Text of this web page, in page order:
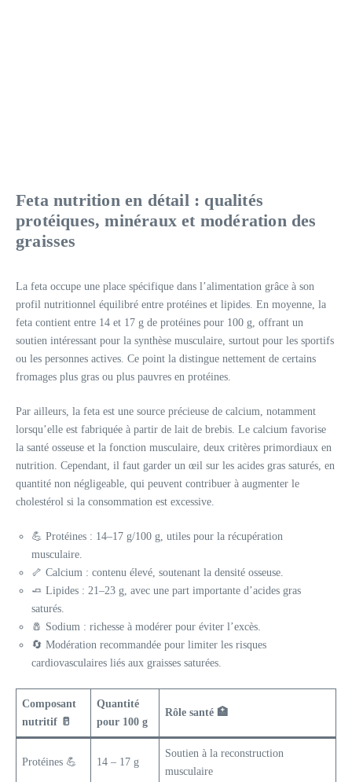
Feta nutrition en détail : qualités
protéiques, minéraux et modération des
graisses
La feta occupe une place spécifique dans l’alimentation grâce à son
profil nutritionnel équilibré entre protéines et lipides. En moyenne, la
feta contient entre 14 et 17 g de protéines pour 100 g, offrant un
soutien intéressant pour la synthèse musculaire, surtout pour les sportifs
ou les personnes actives. Ce point la distingue nettement de certains
fromages plus gras ou plus pauvres en protéines.
Par ailleurs, la feta est une source précieuse de calcium, notamment
lorsqu’elle est fabriquée à partir de lait de brebis. Le calcium favorise
la santé osseuse et la fonction musculaire, deux critères primordiaux en
nutrition. Cependant, il faut garder un œil sur les acides gras saturés, en
quantité non négligeable, qui peuvent contribuer à augmenter le
cholestérol si la consommation est excessive.
💪 Protéines : 14–17 g/100 g, utiles pour la récupération
musculaire.
🦴 Calcium : contenu élevé, soutenant la densité osseuse.
🧈 Lipides : 21–23 g, avec une part importante d’acides gras
saturés.
🧂 Sodium : richesse à modérer pour éviter l’excès.
🔄 Modération recommandée pour limiter les risques
cardiovasculaires liés aux graisses saturées.
Composant
nutritif 🥛
Quantité
pour 100 g
Rôle santé 🏥
Protéines 💪 14 – 17 g
Soutien à la reconstruction
musculaire